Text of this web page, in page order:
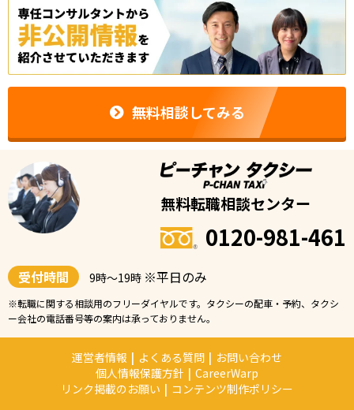
無料相談してみる
無料転職相談センター
0120-981-461
受付時間 9時〜19時 ※平日のみ
※転職に関する相談用のフリーダイヤルです。タクシーの配車・予約、タクシ
ー会社の電話番号等の案内は承っておりません。
運営者情報 | よくある質問 | お問い合わせ
個人情報保護方針 | CareerWarp
リンク掲載のお願い | コンテンツ制作ポリシー